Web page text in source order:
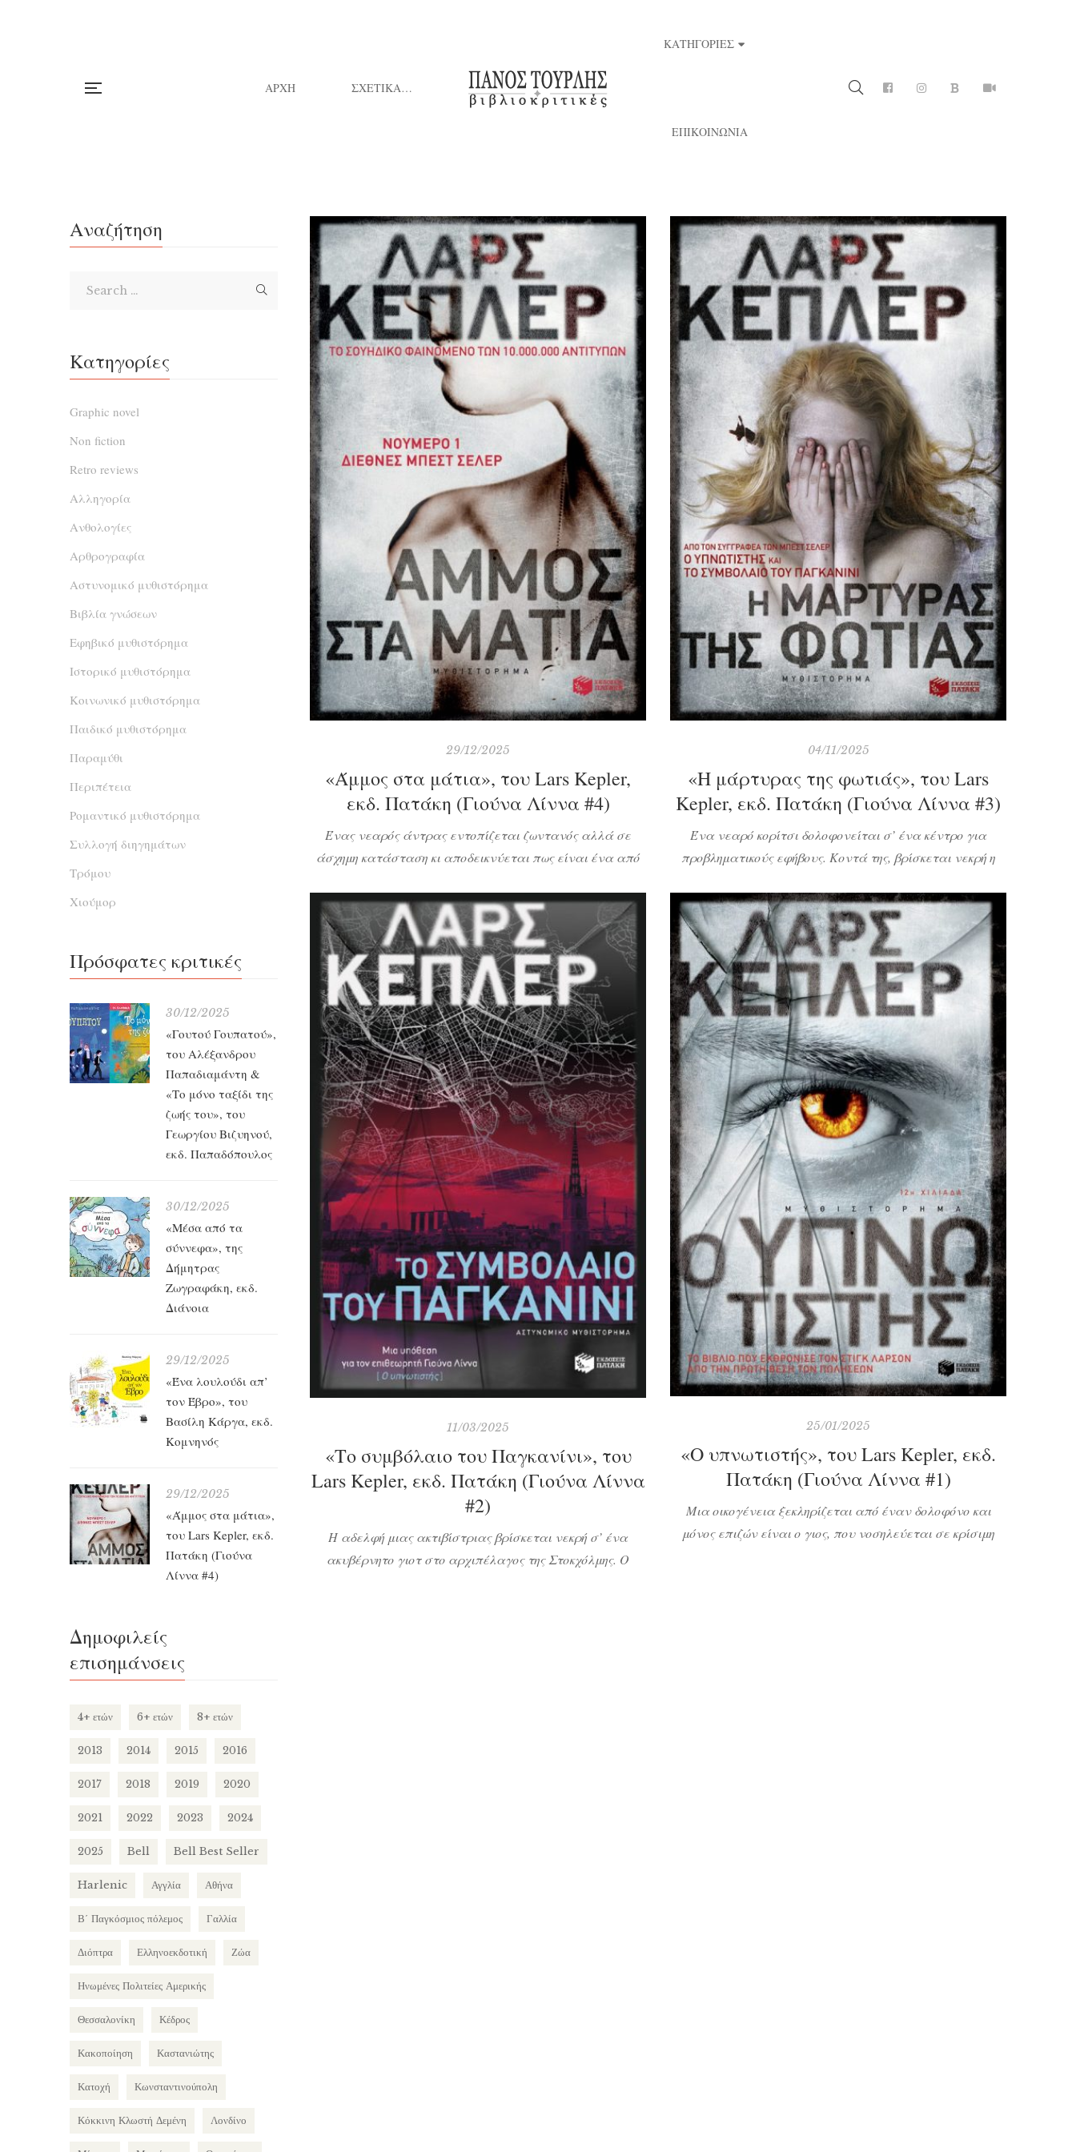
ΑΡΧΗ ΣΧΕΤΙΚΑ…
ΚΑΤΗΓΟΡΙΕΣ
ΕΠΙΚΟΙΝΩΝΙΑ
29/12/2025
«Άμμος στα μάτια», του Lars Kepler,
εκδ. Πατάκη (Γιούνα Λίννα #4)
Ένας νεαρός άντρας εντοπίζεται ζωντανός αλλά σε
άσχημη κατάσταση κι αποδεικνύεται πως είναι ένα από
δολοφόνου που κρατείται σε ψυχιατρικό νοσοκομείο. Από
πού δραπέτευσε; Η αδελφή του, με την οποία είχε
απαχθεί, είναι ζωντανή; Είναι ένοχος ο άνθρωπος που
έχει φυλακιστεί ή μήπως θύμα σκευωρίας; Ποια σκοτεινά
οικογενειακά […]
04/11/2025
«Η μάρτυρας της φωτιάς», του Lars
Kepler, εκδ. Πατάκη (Γιούνα Λίννα #3)
Ένα νεαρό κορίτσι δολοφονείται σ’ ένα κέντρο για
προβληματικούς εφήβους. Κοντά της, βρίσκεται νεκρή η
τρόφιμος στο ίδιο κέντρο, έχει εξαφανιστεί και σύντομα
γίνεται γνωστό πως η Βίκυ έκλεψε ένα αυτοκίνητο όπου
βρισκόταν ένα τετράχρονο αγόρι. Τι είναι ικανή να κάνει
η Βίκυ και ποια είναι η γυναίκα […]
11/03/2025
«Το συμβόλαιο του Παγκανίνι», του
Lars Kepler, εκδ. Πατάκη (Γιούνα Λίννα
#2)
Η αδελφή μιας ακτιβίστριας βρίσκεται νεκρή σ’ ένα
ακυβέρνητο γιοτ στο αρχιπέλαγος της Στοκχόλμης. Ο
25/01/2025
«Ο υπνωτιστής», του Lars Kepler, εκδ.
Πατάκη (Γιούνα Λίννα #1)
Μια οικογένεια ξεκληρίζεται από έναν δολοφόνο και
μόνος επιζών είναι ο γιος, που νοσηλεύεται σε κρίσιμη
Αναζήτηση
Κατηγορίες
Graphic novel
Non fiction
Retro reviews
Αλληγορία
Ανθολογίες
Αρθρογραφία
Αστυνομικό μυθιστόρημα
Βιβλία γνώσεων
Εφηβικό μυθιστόρημα
Ιστορικό μυθιστόρημα
Κοινωνικό μυθιστόρημα
Παιδικό μυθιστόρημα
Παραμύθι
Περιπέτεια
Ρομαντικό μυθιστόρημα
Συλλογή διηγημάτων
Τρόμου
Χιούμορ
Πρόσφατες κριτικές
30/12/2025
«Γουτού Γουπατού»,
του Αλέξανδρου
Παπαδιαμάντη &
«Το μόνο ταξίδι της
ζωής του», του
Γεωργίου Βιζυηνού,
εκδ. Παπαδόπουλος
30/12/2025
«Μέσα από τα
σύννεφα», της
Δήμητρας
Ζωγραφάκη, εκδ.
Διάνοια
29/12/2025
«Ένα λουλούδι απ’
τον Έβρο», του
Βασίλη Κάργα, εκδ.
Κομνηνός
29/12/2025
«Άμμος στα μάτια»,
του Lars Kepler, εκδ.
Πατάκη (Γιούνα
Λίννα #4)
Δημοφιλείς
επισημάνσεις
4+ ετών 6+ ετών 8+ ετών
2013 2014 2015 2016
2017 2018 2019 2020
2021 2022 2023 2024
2025 Bell Bell Best Seller
Harlenic Αγγλία Αθήνα
Β΄ Παγκόσμιος πόλεμος Γαλλία
Διόπτρα Ελληνοεκδοτική Ζώα
Ηνωμένες Πολιτείες Αμερικής
Θεσσαλονίκη Κέδρος
Κακοποίηση Καστανιώτης
Κατοχή Κωνσταντινούπολη
Κόκκινη Κλωστή Δεμένη Λονδίνο